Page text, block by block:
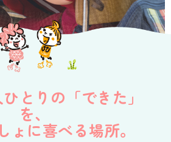
とりの「できた」
を、
ょに喜べる場所。